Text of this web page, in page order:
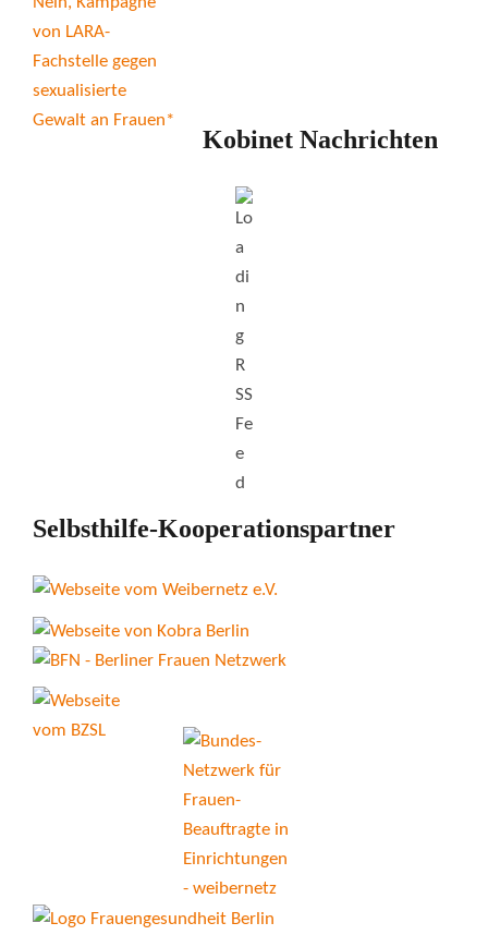
Kobinet Nachrichten
Selbsthilfe-Kooperationspartner